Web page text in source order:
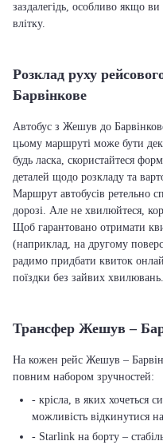
заздалегідь, особливо якщо
влітку.
Розклад руху
Барвінкове
Автобус з Жешув до
цьому маршруті може бути
будь ласка, скористайтеся
деталей щодо розкладу та
Маршрут автобусів ретельно
дорозі. Але не хвилюйтеся,
Щоб гарантовано отримати
(наприклад, на другому
радимо придбати квиток
поїздки без зайвих хвилювань.
Трансфер Жешув –
На кожен рейс Жешув –
повним набором зручностей:
- крісла, в яких хочеться
можливість відкинутися
- Starlink на борту –